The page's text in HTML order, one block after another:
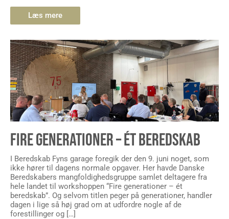
Læs mere
FIRE GENERATIONER – ÉT BEREDSKAB
I Beredskab Fyns garage foregik der den 9. juni noget, som
ikke hører til dagens normale opgaver. Her havde Danske
Beredskabers mangfoldighedsgruppe samlet deltagere fra
hele landet til workshoppen “Fire generationer – ét
beredskab”. Og selvom titlen peger på generationer, handler
dagen i lige så høj grad om at udfordre nogle af de
forestillinger og […]